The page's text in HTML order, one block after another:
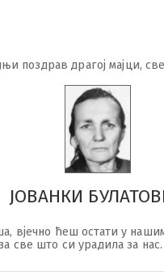
поздрав драгој мајци,
ЈОВАНКИ
вјечно ћеш остати у
све што си урадила за нас.